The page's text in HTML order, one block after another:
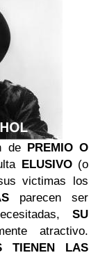
de PREMIO O
ELUSIVO(o
victimas los
parecen ser
SU
atractivo.
TIENEN LAS